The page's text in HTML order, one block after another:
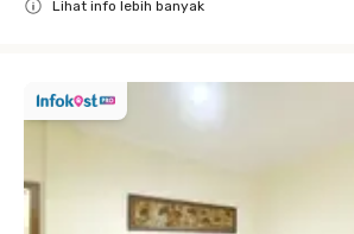
Lihat info lebih banyak